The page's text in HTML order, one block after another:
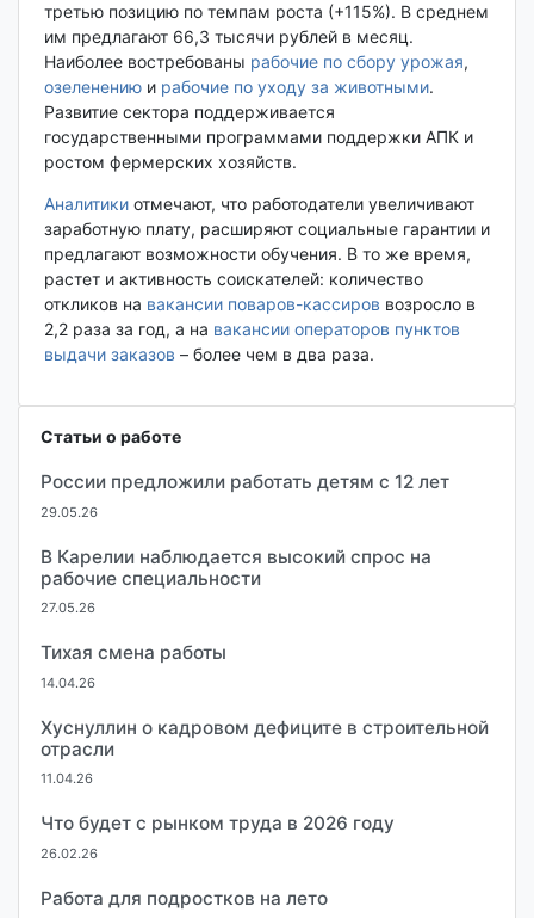
третью позицию по темпам роста (+115%). В среднем
им предлагают 66,3 тысячи рублей в месяц.
Наиболее востребованы рабочие по сбору урожая,
озеленению и рабочие по уходу за животными.
Развитие сектора поддерживается
государственными программами поддержки АПК и
ростом фермерских хозяйств.
Аналитики отмечают, что работодатели увеличивают
заработную плату, расширяют социальные гарантии и
предлагают возможности обучения. В то же время,
растет и активность соискателей: количество
откликов на вакансии поваров-кассиров возросло в
2,2 раза за год, а на вакансии операторов пунктов
выдачи заказов – более чем в два раза.
Статьи о работе
России предложили работать детям с 12 лет
29.05.26
В Карелии наблюдается высокий спрос на
рабочие специальности
27.05.26
Тихая смена работы
14.04.26
Хуснуллин о кадровом дефиците в строительной
отрасли
11.04.26
Что будет с рынком труда в 2026 году
26.02.26
Работа для подростков на лето